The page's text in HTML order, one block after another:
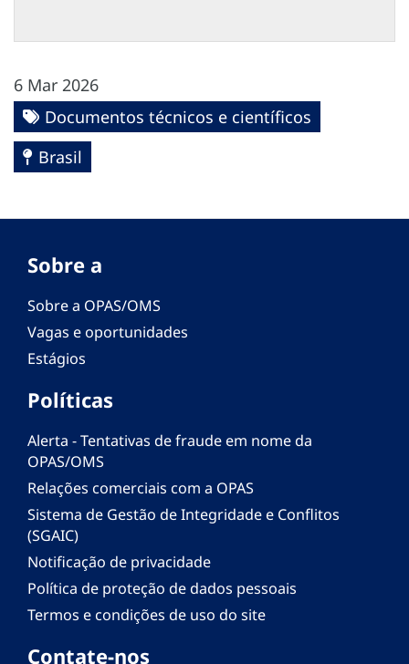
6 Mar 2026
Documentos técnicos e científicos
Brasil
Sobre a
Sobre a OPAS/OMS
Vagas e oportunidades
Estágios
Políticas
Alerta - Tentativas de fraude em nome da
OPAS/OMS
Relações comerciais com a OPAS
Sistema de Gestão de Integridade e Conflitos
(SGAIC)
Notificação de privacidade
Política de proteção de dados pessoais
Termos e condições de uso do site
Contate-nos